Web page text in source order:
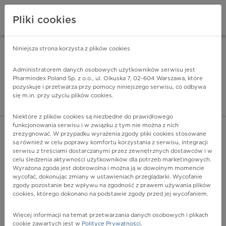
Pharmindex - lider
ZALOGUJ SIĘ
W73.7 - Inne określone zanurzenie i tonięcie
(gospodarstwo rolne)
Więcej na lekiicd10.pl
Pliki cookies
Niniejsza strona korzysta z plików cookies
Administratorem danych osobowych użytkowników serwisu jest
Pharmindex Poland Sp. z o.o., ul. Olkuska 7, 02-604 Warszawa, które
pozyskuje i przetwarza przy pomocy niniejszego serwisu, co odbywa
się m.in. przy użyciu plików cookies.
Niektóre z plików cookies są niezbędne do prawidłowego
funkcjonowania serwisu i w związku z tym nie można z nich
zrezygnować. W przypadku wyrażenia zgody pliki cookies stosowane
są również w celu poprawy komfortu korzystania z serwisu, integracji
serwisu z treściami dostarczanymi przez zewnętrznych dostawców i w
celu śledzenia aktywności użytkowników dla potrzeb marketingowych.
Wyrażona zgoda jest dobrowolna i można ją w dowolnym momencie
wycofać, dokonując zmiany w ustawieniach przeglądarki. Wycofanie
zgody pozostanie bez wpływu na zgodność z prawem używania plików
cookies, którego dokonano na podstawie zgody przed jej wycofaniem.
Więcej informacji na temat przetwarzania danych osobowych i plikach
cookie zawartych jest w Polityce Prywatności.
ZA DARMO - w Google Play INSTALUJ